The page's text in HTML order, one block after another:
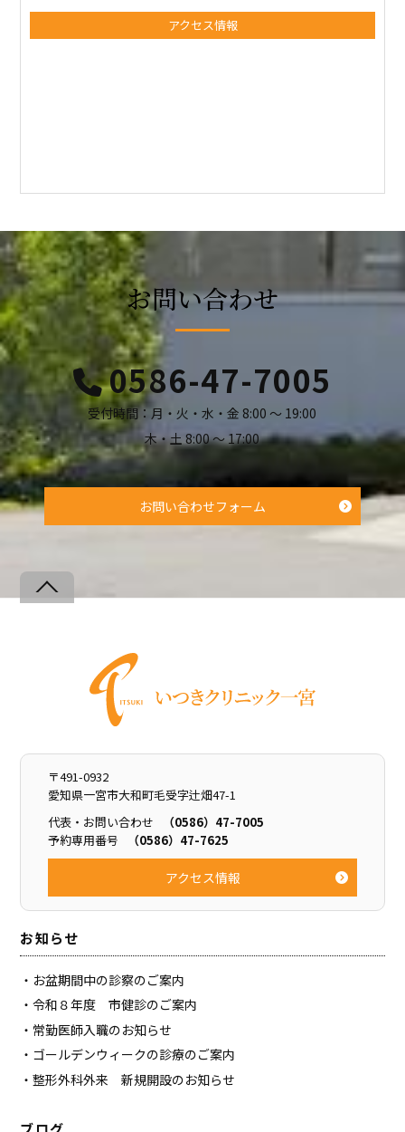
アクセス情報
お問い合わせ
0586-47-7005
受付時間：月・火・水・金 8:00 ～ 19:00
木・土 8:00 ～ 17:00
お問い合わせフォーム
Back
〒491-0932
愛知県一宮市大和町毛受字辻畑47-1
代表・お問い合わせ
（0586）47-7005
予約専用番号
（0586）47-7625
アクセス情報
お知らせ
お盆期間中の診察のご案内
令和８年度 市健診のご案内
常勤医師入職のお知らせ
ゴールデンウィークの診療のご案内
整形外科外来 新規開設のお知らせ